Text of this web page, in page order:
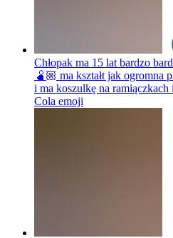
Chłopak ma 15 lat bardzo
🫄🏼 ma kształt jak ogromna
i ma koszulkę na
Cola emoji